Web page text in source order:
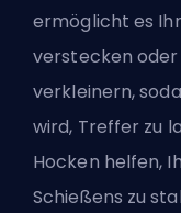
ermöglicht es
verstecken
verkleinern,
wird, Treffer zu
Hocken helfen,
Schießens zu